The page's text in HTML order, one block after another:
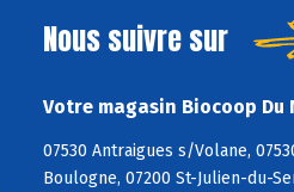
Nous suivre sur
Votre magasin Biocoop
07530 Antraigues s/Volane,
Boulogne, 07200 St-Julien-du-